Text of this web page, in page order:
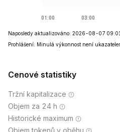
Naposledy aktualizováno: 2026-08-07
Prohlášení: Minulá výkonnost není
Cenové statistiky
Tržní kapitalizace
Objem za 24 h
Historické maximum
Objem tokenů v oběhu